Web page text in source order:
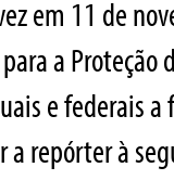
em 11 de
a Proteção
e federais
a repórter à